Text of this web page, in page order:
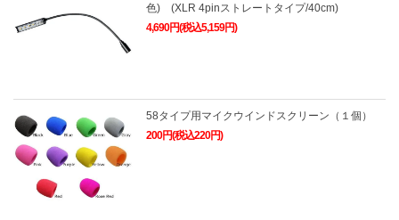
色) (XLR 4pinストレートタイプ/40cm)
4,690円(税込5,159円)
58タイプ用マイクウインドスクリーン（１個）
200円(税込220円)